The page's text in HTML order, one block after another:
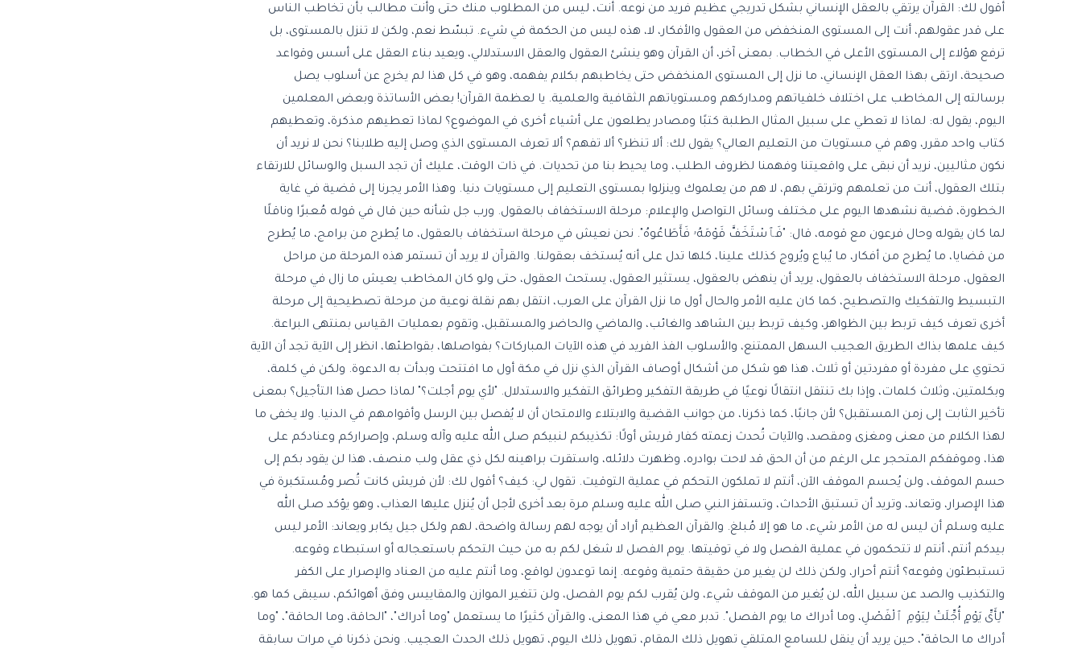
أقول لك: القرآن يرتقي بالعقل الإنساني بشكل تدريجي عظيم فريد من نوعه. أنت، ليس من المطلوب منك حتى وأنت مطالب بأن تخاطب الناس
على قدر عقولهم، أنت إلى المستوى المنخفض من العقول والأفكار، لا، هذه ليس من الحكمة في شيء. تبسّط نعم، ولكن لا تنزل بالمستوى، بل
ترفع هؤلاء إلى المستوى الأعلى في الخطاب. بمعنى آخر، أن القرآن وهو ينشئ العقول والعقل الاستدلالي، ويعيد بناء العقل على أسس وقواعد
صحيحة، ارتقى بهذا العقل الإنساني، ما نزل إلى المستوى المنخفض حتى يخاطبهم بكلام يفهمه، وهو في كل هذا لم يخرج عن أسلوب يصل
برسالته إلى المخاطب على اختلاف خلفياتهم ومداركهم ومستوياتهم الثقافية والعلمية. يا لعظمة القرآن! بعض الأساتذة وبعض المعلمين
اليوم، يقول له: لماذا لا تعطي على سبيل المثال الطلبة كتبًا ومصادر يطلعون على أشياء أخرى في الموضوع؟ لماذا تعطيهم مذكرة، وتعطيهم
كتاب واحد مقرر، وهم في مستويات من التعليم العالي؟ يقول لك: ألا تنظر؟ ألا تفهم؟ ألا تعرف المستوى الذي وصل إليه طلابنا؟ نحن لا نريد أن
نكون مثاليين، نريد أن نبقى على واقعيتنا وفهمنا لظروف الطلب، وما يحيط بنا من تحديات. في ذات الوقت، عليك أن تجد السبل والوسائل للارتقاء
بتلك العقول، أنت من تعلمهم وترتقي بهم، لا هم من يعلموك وينزلوا بمستوى التعليم إلى مستويات دنيا. وهذا الأمر يجرنا إلى قضية في غاية
الخطورة، قضية نشهدها اليوم على مختلف وسائل التواصل والإعلام: مرحلة الاستخفاف بالعقول. ورب جل شأنه حين قال في قوله مُعبرًا وناقلًا
لما كان يقوله وحال فرعون مع قومه، قال: "فَٱسْتَخَفَّ قَوْمَهُۥ فَأَطَاعُوهُ". نحن نعيش في مرحلة استخفاف بالعقول، ما يُطرح من برامج، ما يُطرح
من قضايا، ما يُطرح من أفكار، ما يُباع ويُروج كذلك علينا، كلها تدل على أنه يُستخف بعقولنا. والقرآن لا يريد أن تستمر هذه المرحلة من مراحل
العقول، مرحلة الاستخفاف بالعقول، يريد أن ينهض بالعقول، يستثير العقول، يستحث العقول، حتى ولو كان المخاطب يعيش ما زال في مرحلة
التبسيط والتفكيك والتصطيح، كما كان عليه الأمر والحال أول ما نزل القرآن على العرب، انتقل بهم نقلة نوعية من مرحلة تصطيحية إلى مرحلة
أخرى تعرف كيف تربط بين الظواهر، وكيف تربط بين الشاهد والغائب، والماضي والحاضر والمستقبل، وتقوم بعمليات القياس بمنتهى البراعة.
كيف علمها بذاك الطريق العجيب السهل الممتنع، والأسلوب الفذ الفريد في هذه الآيات المباركات؟ بفواصلها، بقواطئها، انظر إلى الآية تجد أن الآية
تحتوي على مفردة أو مفردتين أو ثلاث، هذا هو شكل من أشكال أوصاف القرآن الذي نزل في مكة أول ما افتتحت وبدأت به الدعوة. ولكن في كلمة،
وبكلمتين، وثلاث كلمات، وإذا بك تنتقل انتقالًا نوعيًا في طريقة التفكير وطرائق التفكير والاستدلال. "لأي يوم أجلت؟" لماذا حصل هذا التأجيل؟ بمعنى
تأخير الثابت إلى زمن المستقبل؟ لأن جانبًا، كما ذكرنا، من جوانب القضية والابتلاء والامتحان أن لا يُفصل بين الرسل وأقوامهم في الدنيا. ولا يخفى ما
لهذا الكلام من معنى ومغزى ومقصد، والآيات تُحدث زعمته كفار قريش أولًا: تكذيبكم لنبيكم صلى الله عليه وآله وسلم، وإصراركم وعنادكم على
هذا، وموقفكم المتحجر على الرغم من أن الحق قد لاحت بوادره، وظهرت دلائله، واستقرت براهينه لكل ذي عقل ولب منصف، هذا لن يقود بكم إلى
حسم الموقف، ولن يُحسم الموقف الآن، أنتم لا تملكون التحكم في عملية التوقيت. تقول لي: كيف؟ أقول لك: لأن قريش كانت تُصر ومُستكبرة في
هذا الإصرار، وتعاند، وتريد أن تستبق الأحداث، وتستفز النبي صلى الله عليه وسلم مرة بعد أخرى لأجل أن يُنزل عليها العذاب، وهو يؤكد صلى الله
عليه وسلم أن ليس له من الأمر شيء، ما هو إلا مُبلغ. والقرآن العظيم أراد أن يوجه لهم رسالة واضحة، لهم ولكل جيل يكابر ويعاند: الأمر ليس
بيدكم أنتم، أنتم لا تتحكمون في عملية الفصل ولا في توقيتها. يوم الفصل لا شغل لكم به من حيث التحكم باستعجاله أو استبطاء وقوعه.
تستبطئون وقوعه؟ أنتم أحرار، ولكن ذلك لن يغير من حقيقة حتمية وقوعه. إنما توعدون لواقع، وما أنتم عليه من العناد والإصرار على الكفر
والتكذيب والصد عن سبيل الله، لن يُغير من الموقف شيء، ولن يُقرب لكم يوم الفصل، ولن تتغير الموازن والمقاييس وفق أهوائكم، سيبقى كما هو.
"لِأَىِّ يَوْمٍ أُجِّلَتْ لِيَوْمِ ٱلْفَصْلِ، وما أدراك ما يوم الفصل". تدبر معي في هذا المعنى، والقرآن كثيرًا ما يستعمل "وما أدراك"، " الحاقة، وما الحاقة "، "وما
أدراك ما الحاقة"، حين يريد أن ينقل للسامع المتلقي تهويل ذلك المقام، تهويل ذلك اليوم، تهويل ذلك الحدث العجيب. ونحن ذكرنا في مرات سابقة